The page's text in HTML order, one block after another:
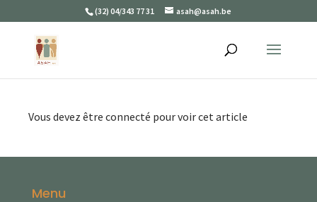
(32) 04/343 77 31 asah@asah.be
Vous devez être connecté pour voir cet article
Menu